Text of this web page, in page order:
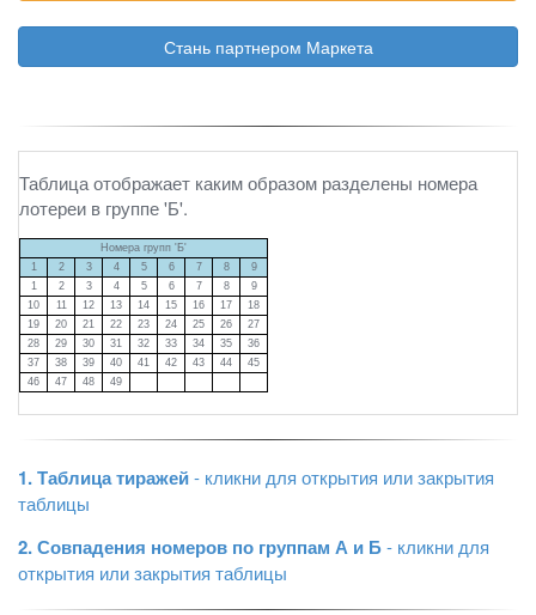
Стань партнером Маркета
Таблица отображает каким образом разделены номера
лотереи в группе 'Б'.
Номера групп 'Б'
1
2 3 4 5 6 7 8
9
1
2 3 4 5 6 7 8
9
10
11 12 13 14 15 16 17
18
19
20 21 22 23 24 25 26
27
28
29 30 31 32 33 34 35
36
37
38 39 40 41 42 43 44
45
46
47 48 49
1. Таблица тиражей- кликни для открытия или закрытия
таблицы
2. Совпадения номеров по группам А и Б- кликни для
открытия или закрытия таблицы